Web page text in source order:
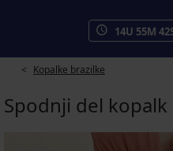
14U 55M 42
Kopalke brazilke
Spodnji del kopalk